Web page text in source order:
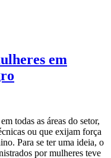
em
todas as áreas do setor,
ou que exijam força
Para se ter uma ideia, o
por mulheres teve